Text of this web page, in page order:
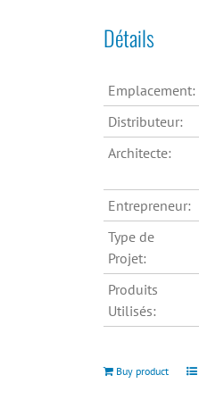
Détails
Emplacement:
Distributeur:
Architecte:
Entrepreneur:
Type de
Projet:
Produits
Utilisés:
Buy product